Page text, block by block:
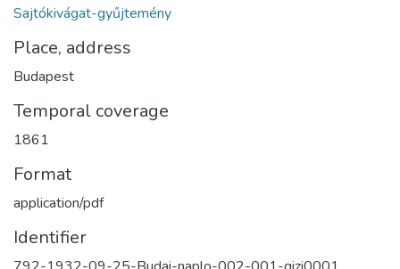
Sajtókivágat-gyűjtemény
Place, address
Budapest
Temporal coverage
1861
Format
application/pdf
Identifier